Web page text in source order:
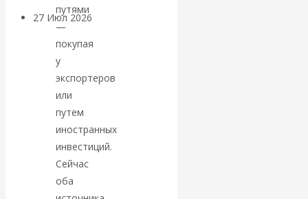
27 Июл 2026
Валентин
КАтасонов.
«МЕТОД
ОТМЫВАНИЯ
путями
—
покупая
у
экспортеров
или
путем
иностранных
инвестиций.
Сейчас
оба